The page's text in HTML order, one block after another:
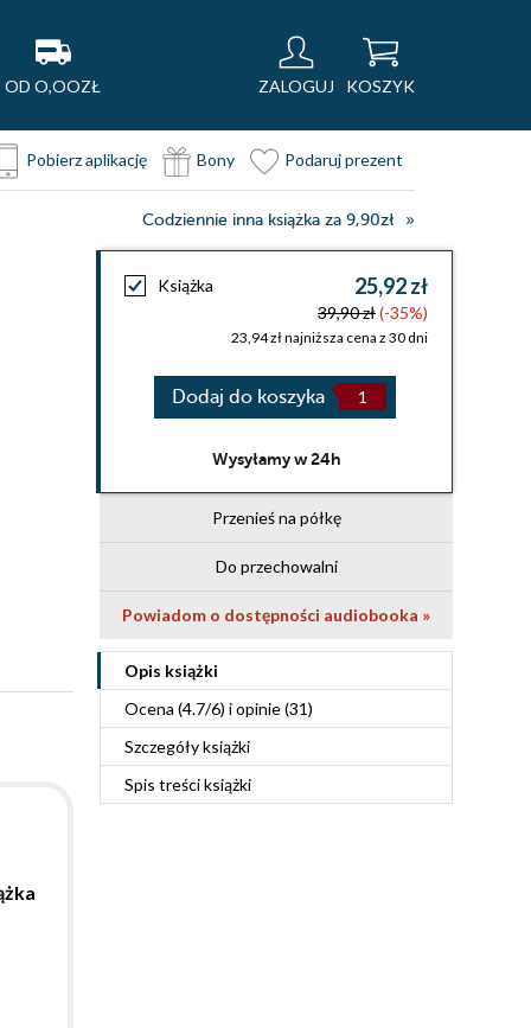
OD O,OOZŁ ZALOGUJ KOSZYK
Pobierz aplikację Bony Podaruj prezent
Codziennie inna książka za 9,90zł
Książka 25,92 zł
39,90 zł(-35%)
23,94 zł najniższa cena z 30 dni
Dodaj do koszyka
Wysyłamy w 24h
Przenieś na półkę
Do przechowalni
Powiadom o dostępności audiobooka »
Opis książki
Ocena (4.7/6) i opinie (31)
Szczegółyksiążki
Spis treściksiążki